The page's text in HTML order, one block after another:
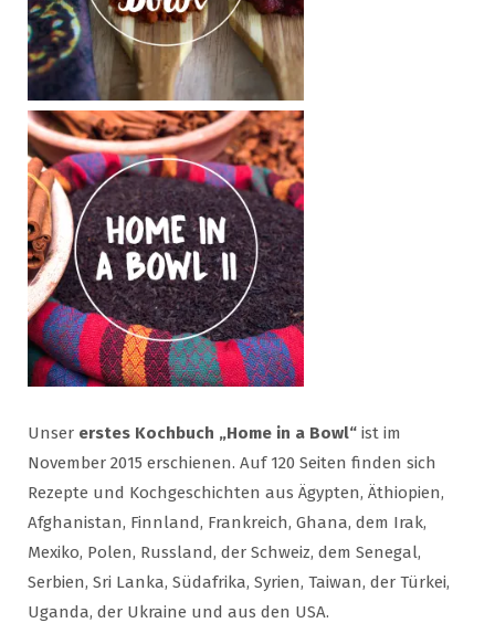
Unser erstes Kochbuch „Home in a Bowl“ ist im
November 2015 erschienen. Auf 120 Seiten finden sich
Rezepte und Kochgeschichten aus Ägypten, Äthiopien,
Afghanistan, Finnland, Frankreich, Ghana, dem Irak,
Mexiko, Polen, Russland, der Schweiz, dem Senegal,
Serbien, Sri Lanka, Südafrika, Syrien, Taiwan, der Türkei,
Uganda, der Ukraine und aus den USA.